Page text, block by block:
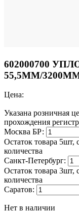
602000700
55,5ММ/
Цена:
Указана розничная
прохождения
Москва БР:
Остаток товара 5шт,
количества
Санкт-Петербург:
Остаток товара 3шт,
количества
Саратов:
Нет в наличии